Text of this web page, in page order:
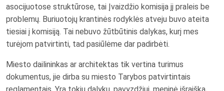
asocijuotose struktūrose, tai Įvaizdžio komisija jį praleis be
problemų. Buriuotojų krantinės rodyklės atveju buvo ateita
tiesiai į komisiją. Tai nebuvo žūtbūtinis dalykas, kurį mes
turėjom patvirtinti, tad pasiūlėme dar padirbėti.
Miesto dailininkas ar architektas tik vertina turimus
dokumentus, jie dirba su miesto Tarybos patvirtintais